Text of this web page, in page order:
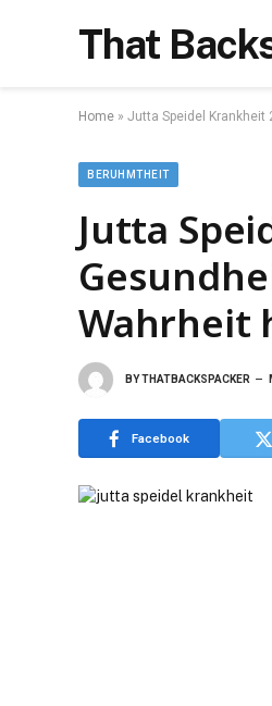
That
Home » Jutta Speidel Krankheit
BERUHMTHEIT
Jutta
Wahrheit
BYTHATBACKSPACKER
Facebook